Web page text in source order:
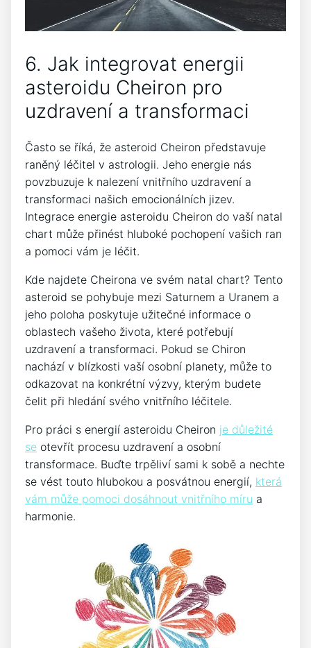
6. Jak integrovat energii
asteroidu Cheiron pro
uzdravení a transformaci
Často se říká, že asteroid Cheiron představuje
raněný léčitel v astrologii. Jeho energie nás
povzbuzuje k nalezení vnitřního uzdravení a
transformaci našich emocionálních jizev.
Integrace energie asteroidu Cheiron do vaší natal
chart může přinést hluboké pochopení vašich ran
a pomoci vám je léčit.
Kde najdete Cheirona ve svém natal chart? Tento
asteroid se pohybuje mezi Saturnem a Uranem a
jeho poloha poskytuje užitečné informace o
oblastech vašeho života, které potřebují
uzdravení a transformaci. Pokud se Chiron
nachází v blízkosti vaší osobní planety, může to
odkazovat na konkrétní výzvy, kterým budete
čelit při hledání svého vnitřního léčitele.
Pro práci s energií asteroidu Cheiron je důležité
se otevřít procesu uzdravení a osobní
transformace. Buďte trpěliví sami k sobě a nechte
se vést touto hlubokou a posvátnou energií, která
vám může pomoci dosáhnout vnitřního míru a
harmonie.